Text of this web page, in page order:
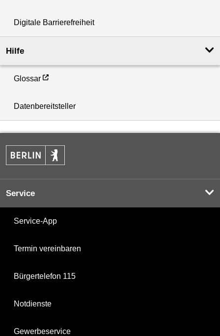
Digitale Barrierefreiheit
Hilfe
Glossar
Datenbereitsteller
Service
Service-App
Termin vereinbaren
Bürgertelefon 115
Notdienste
Gewerbeservice